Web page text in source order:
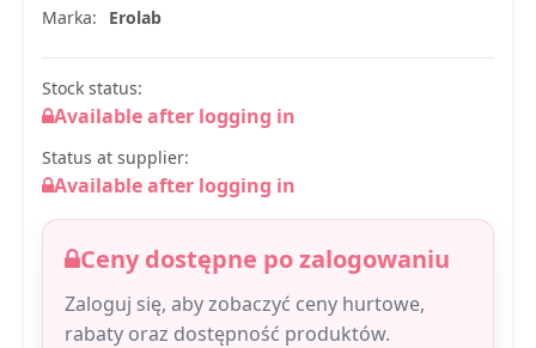
Marka:
Erolab
Stock status:
Available after logging in
Status at supplier:
Available after logging in
Ceny dostępne po zalogowaniu
Zaloguj się, aby zobaczyć ceny hurtowe,
rabaty oraz dostępność produktów.